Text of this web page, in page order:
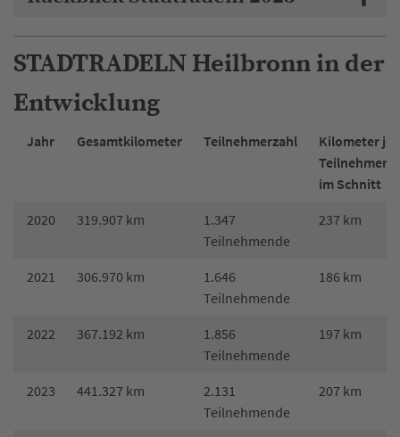
STADTRADELN Heilbronn in der
Entwicklung
Jahr Gesamtkilometer Teilnehmerzahl
Kilometer je
im Schnitt
2020
319.907 km
1.347
Teilnehmende
237 km
2021 306.970 km
1.646
Teilnehmende
186 km
2022 367.192 km
1.856
Teilnehmende
197 km
2023 441.327 km
2.131
Teilnehmende
207 km